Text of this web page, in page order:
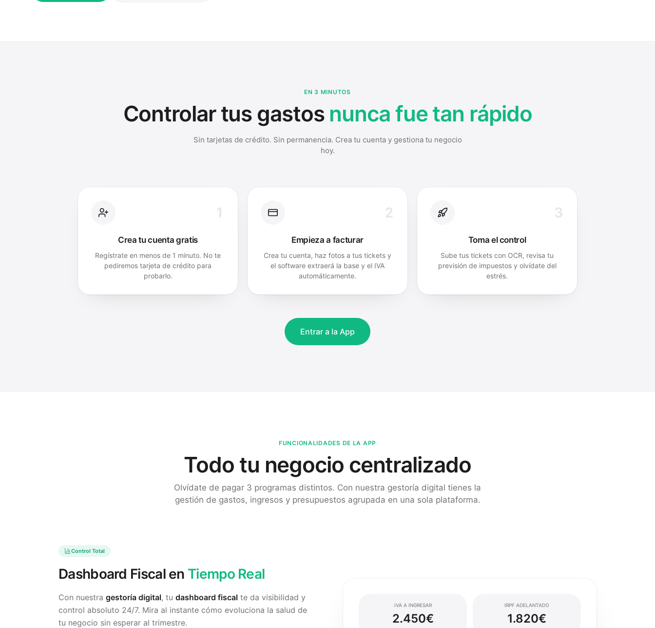
EN 3 MINUTOS
Controlar tus gastos nunca fue tan rápido
Sin tarjetas de crédito. Sin permanencia. Crea tu cuenta y gestiona tu negocio
hoy.
1
Crea tu cuenta gratis
Regístrate en menos de 1 minuto. No te
pediremos tarjeta de crédito para
probarlo.
2
Empieza a facturar
Crea tu cuenta, haz fotos a tus tickets y
el software extraerá la base y el IVA
automáticamente.
3
Toma el control
Sube tus tickets con OCR, revisa tu
previsión de impuestos y olvídate del
estrés.
Entrar a la App
FUNCIONALIDADES DE LA APP
Todo tu negocio centralizado
Olvídate de pagar 3 programas distintos. Con nuestra gestoría digital tienes la
gestión de gastos, ingresos y presupuestos agrupada en una sola plataforma.
Control Total
Dashboard Fiscal en Tiempo Real
Con nuestra gestoría digital, tu dashboard fiscal te da visibilidad y
control absoluto 24/7. Mira al instante cómo evoluciona la salud de
tu negocio sin esperar al trimestre.
IVA A INGRESAR
2.450€
IRPF ADELANTADO
1.820€